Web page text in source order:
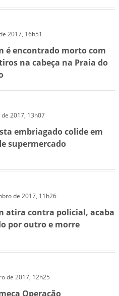
2017, 16h51
é encontrado morto com
na cabeça na Praia do
2017, 13h07
embriagado colide em
supermercado
de 2017, 11h26
atira contra policial, acaba
por outro e morre
de 2017, 12h25
Operação